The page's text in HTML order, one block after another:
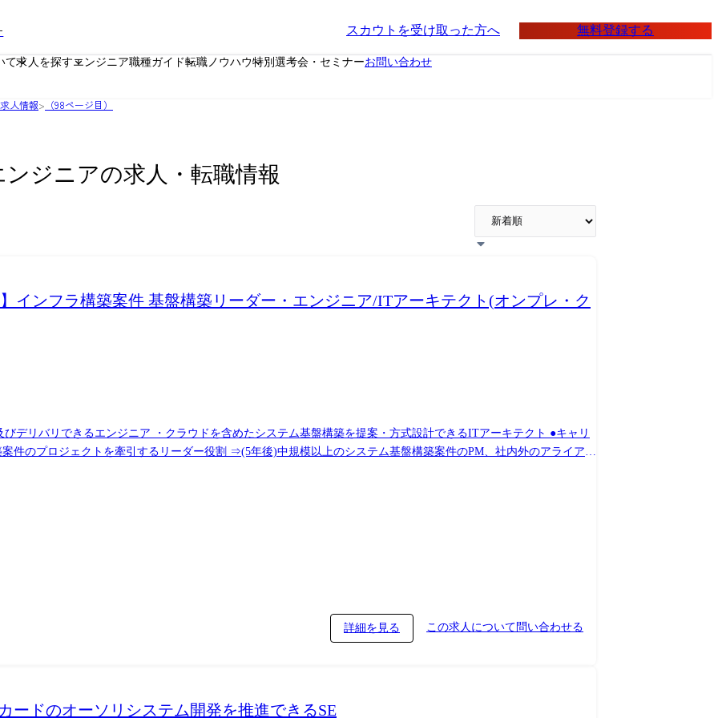
スカウトを受け取った方へ 無料登録する
て求人を探すエンジニア職種ガイド転職ノウハウ特別選考会・セミナーお問い合わせ
人情報> （98ページ目）
ンジニアの求人・転職情報
インフラ構築案件 基盤構築リーダー・エンジニア/ITアーキテクト(オンプレ・ク
バリできるエンジニア ・クラウドを含めたシステム基盤構築を提案・方式設計できるITアーキテクト ●キャリ
詳細を見る この求人について問い合わせる
ードのオーソリシステム開発を推進できるSE